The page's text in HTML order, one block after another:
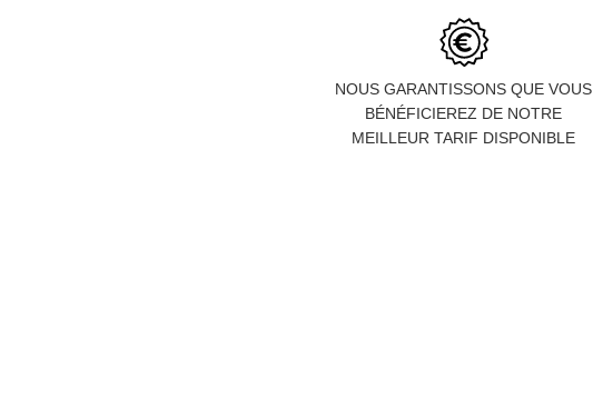
NOUS GARANTISSONS QUE VOUS
BÉNÉFICIEREZ DE NOTRE
MEILLEUR TARIF DISPONIBLE